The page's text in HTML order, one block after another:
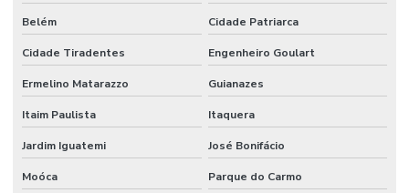
Belém Cidade Patriarca
Cidade Tiradentes Engenheiro Goulart
Ermelino Matarazzo Guianazes
Itaim Paulista Itaquera
Jardim Iguatemi José Bonifácio
Moóca Parque do Carmo